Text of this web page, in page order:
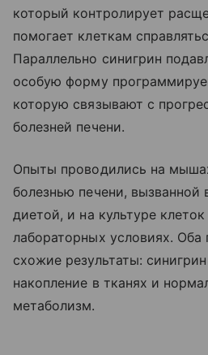
который контролирует
помогает клеткам
Параллельно синигрин
особую форму
которую связывают с
болезней печени.
Опыты проводились на
болезнью печени,
диетой, и на культуре
лабораторных условиях. Оба
схожие результаты:
накопление в тканях и
метаболизм.